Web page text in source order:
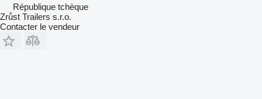
République tchèque
Zrůst Trailers s.r.o.
Contacter le vendeur